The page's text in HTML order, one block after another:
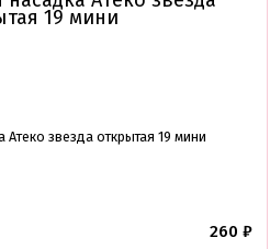
Атеко звезда открытая 19 мини
260 ₽